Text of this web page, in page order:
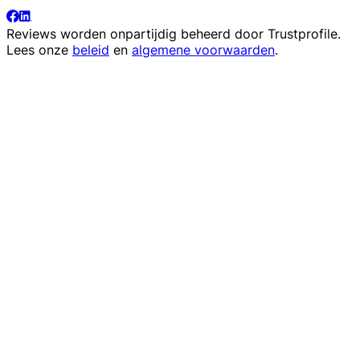
Reviews worden onpartijdig beheerd door Trustprofile.
Lees onze beleid en algemene voorwaarden.